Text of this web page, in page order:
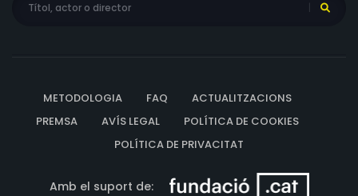
METODOLOGIA FAQ
ACTUALITZACIONS
PREMSA
AVÍS LEGAL
POLÍTICA DE COOKIES
POLÍTICA DE PRIVACITAT
Amb el suport de: